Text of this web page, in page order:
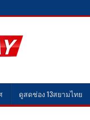
ดูสดช่อง 13สยามไทย